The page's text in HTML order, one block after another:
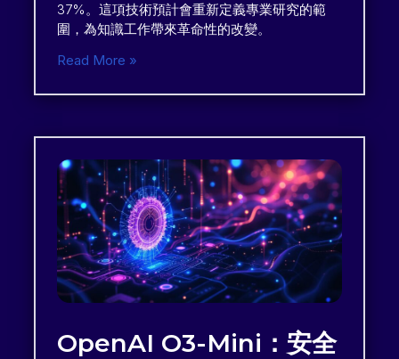
37%。這項技術預計會重新定義專業研究的範
圍，為知識工作帶來革命性的改變。
Read More »
OpenAI O3-Mini：安全